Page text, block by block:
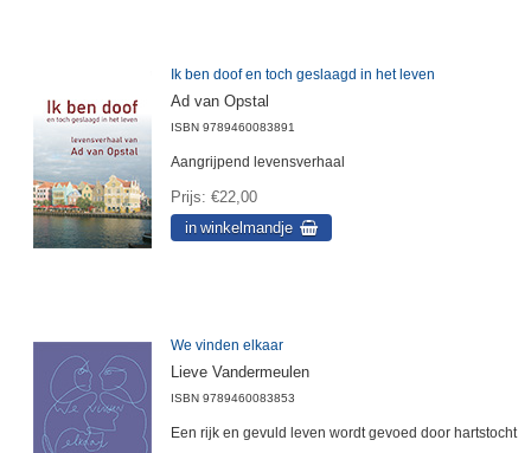
Ik ben doof en toch geslaagd in het leven
Ad van Opstal
ISBN 9789460083891
Aangrijpend levensverhaal
Prijs €22,00
We vinden elkaar
Lieve Vandermeulen
ISBN 9789460083853
Een rijk en gevuld leven wordt gevoed door hartstocht